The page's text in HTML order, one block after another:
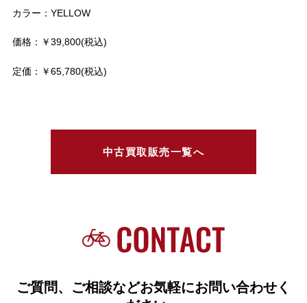
カラー：YELLOW
価格：￥39,800(税込)
定価：￥65,780(税込)
中古買取販売一覧へ
ご質問、ご相談などお気軽にお問い合わせく